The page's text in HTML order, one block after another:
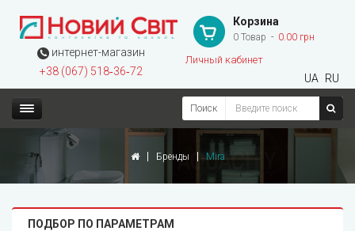
интернет-магазин
+38 (067) 518‑36‑72
Корзина
0 Товар 0.00 грн
Личный кабинет
UA RU
Поиск
Бренды Mira
ПОДБОР ПО ПАРАМЕТРАМ